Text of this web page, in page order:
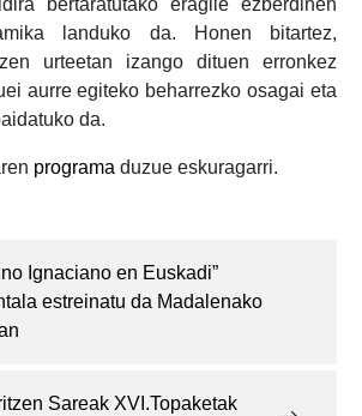
bertaratutako eragile ezberdinen
landuko da. Honen bitartez,
urteetan izango dituen erronkez
aurre egiteko beharrezko osagai eta
da.
programa duzue eskuragarri.
Ignaciano en Euskadi”
estreinatu da Madalenako
Sareak XVI.Topaketak